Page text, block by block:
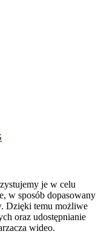
je w celu
w sposób dopasowany
Dzięki temu możliwe
oraz udostępnianie
wideo.